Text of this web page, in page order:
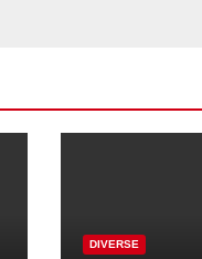
DIVERSE